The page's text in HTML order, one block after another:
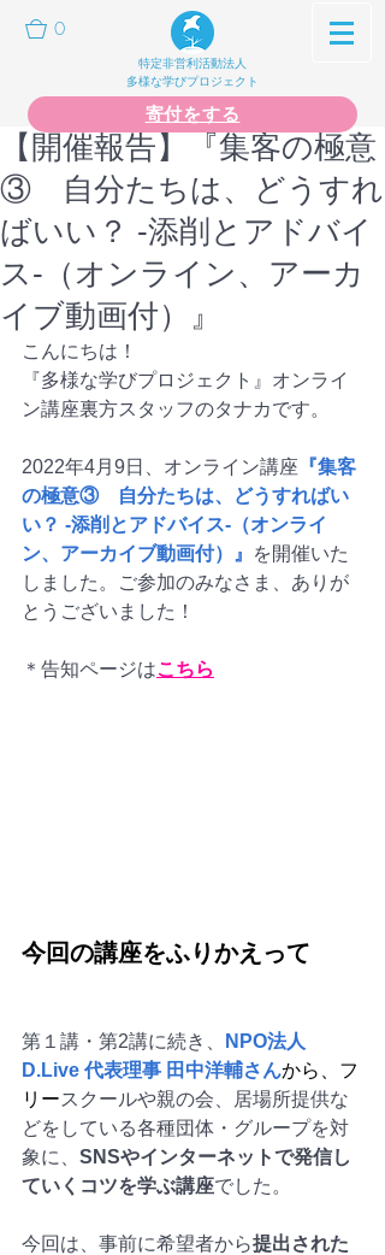
0
特定非営利活動法人
多様な学びプロジェクト
寄付をする
【開催報告】『集客の極意
③ 自分たちは、どうすれ
ばいい？ -添削とアドバイ
ス-（オンライン、アーカ
イブ動画付）』
こんにちは！
『多様な学びプロジェクト』オンライ
ン講座裏方スタッフのタナカです。
2022年4月9日、オンライン講座 『集客
の極意③　自分たちは、どうすればい
い？ -添削とアドバイス-（オンライ
ン、アーカイブ動画付）』
を開催いた
しました。ご参加のみなさま、ありが
とうございました！
＊告知ページはこちら
今回の講座をふりかえって
第１講・第2講に続き、
NPO法人
D.Live 代表理事 田中洋輔さんから、フ
リースクールや親の会、居場所提供な
どをしている各種団体・グループを対
象に、 SNSやインターネットで発信し
ていくコツを学ぶ講座でした。
今回は、事前に希望者から提出された